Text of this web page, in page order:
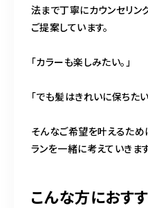
法まで丁寧にカウンセリン
ご提案しています。
「カラーも楽しみたい。」
「でも髪はきれいに保ちたい
そんなご希望を叶えるた
ランを一緒に考えていきます
こんな方におす